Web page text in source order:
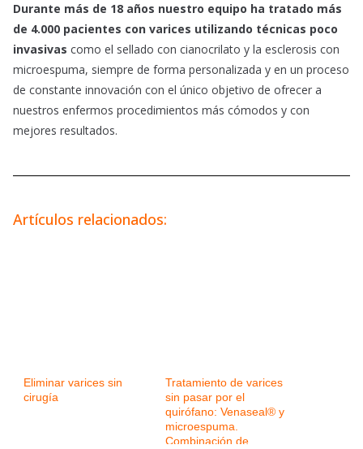
Durante más de 18 años nuestro equipo ha tratado más
de 4.000 pacientes con varices utilizando técnicas poco
invasivas como el sellado con cianocrilato y la esclerosis con
microespuma, siempre de forma personalizada y en un proceso
de constante innovación con el único objetivo de ofrecer a
nuestros enfermos procedimientos más cómodos y con
mejores resultados.
Artículos relacionados:
Eliminar varices sin
cirugía
Tratamiento de varices
sin pasar por el
quirófano: Venaseal® y
microespuma.
Combinación de